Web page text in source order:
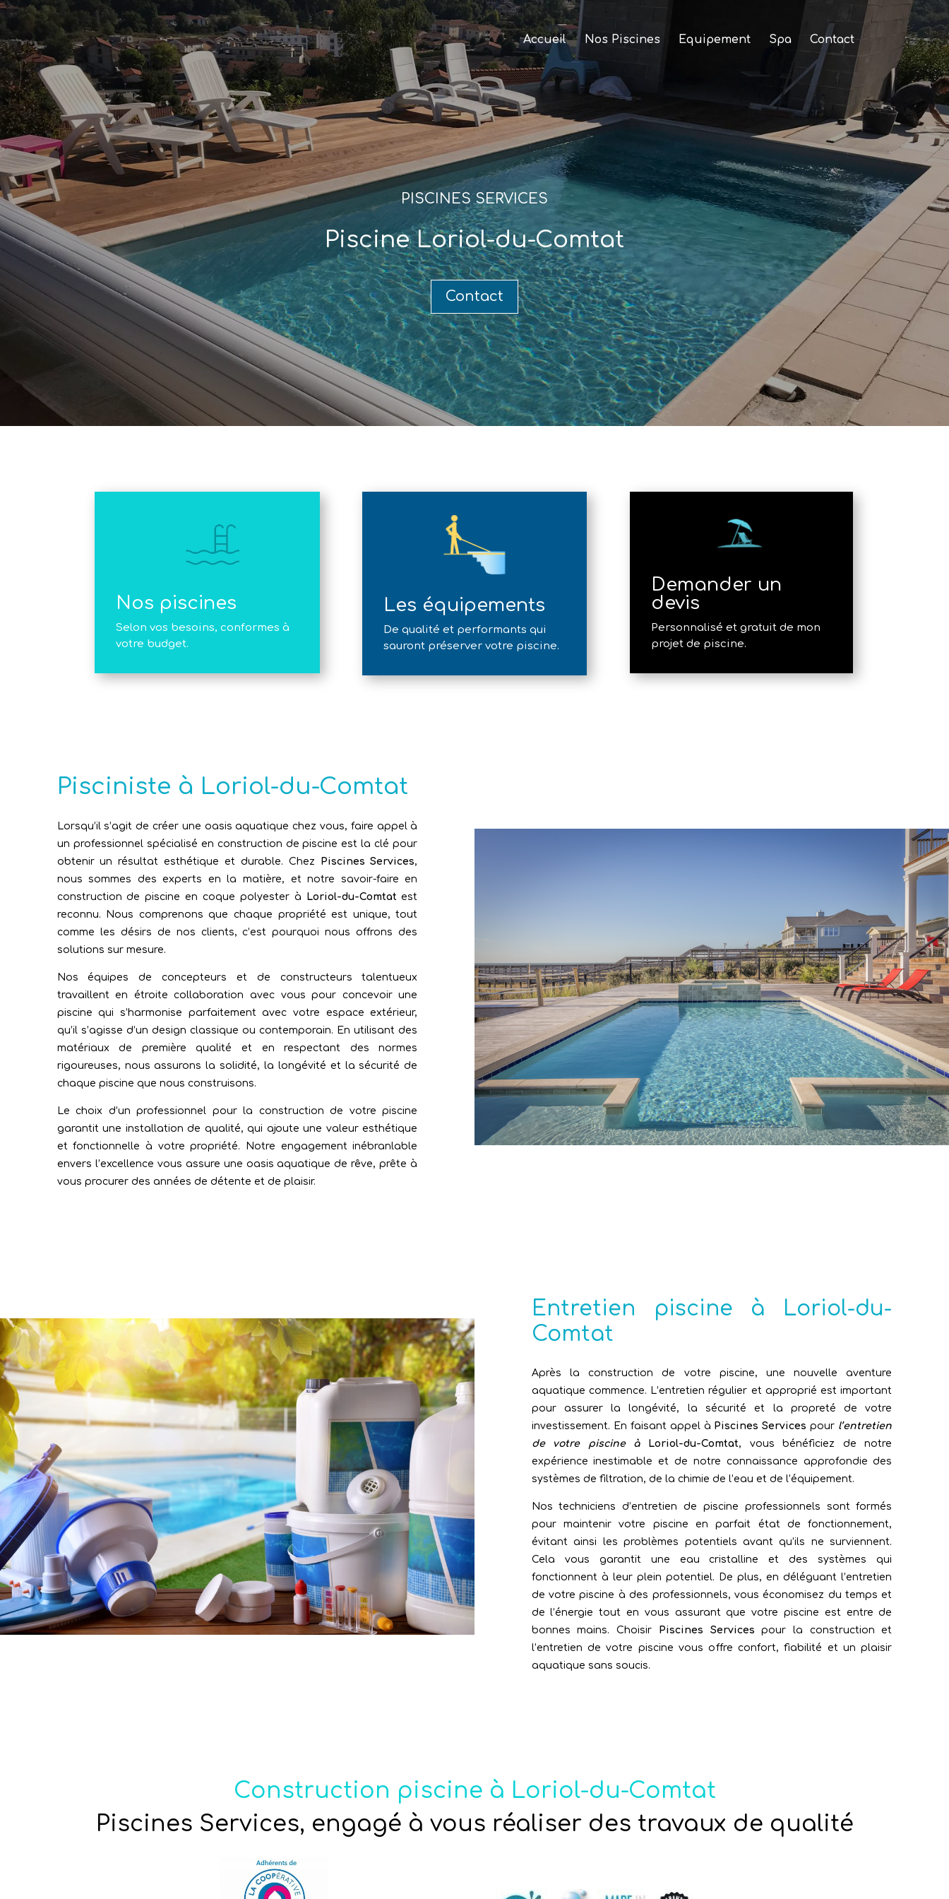
Accueil Nos Piscines Equipement Spa Contact
PISCINES SERVICES
Piscine Loriol-du-Comtat
Contact
Nos piscines
Selon vos besoins, conformes à
votre budget.
Les équipements
De qualité et performants qui
sauront préserver votre piscine.
Demander un
devis
Personnalisé et gratuit de mon
projet de piscine.
Pisciniste à Loriol-du-Comtat
Lorsqu’il s’agit de créer une oasis aquatique chez vous, faire appel à
un professionnel spécialisé en construction de piscine est la clé pour
obtenir un résultat esthétique et durable. Chez Piscines Services,
nous sommes des experts en la matière, et notre savoir-faire en
construction de piscine en coque polyester à Loriol-du-Comtatest
reconnu. Nous comprenons que chaque propriété est unique, tout
comme les désirs de nos clients, c’est pourquoi nous offrons des
solutions sur mesure.
Nos équipes de concepteurs et de constructeurs talentueux
travaillent en étroite collaboration avec vous pour concevoir une
piscine qui s’harmonise parfaitement avec votre espace extérieur,
qu’il s’agisse d’un design classique ou contemporain. En utilisant des
matériaux de première qualité et en respectant des normes
rigoureuses, nous assurons la solidité, la longévité et la sécurité de
chaque piscine que nous construisons.
Le choix d’un professionnel pour la construction de votre piscine
garantit une installation de qualité, qui ajoute une valeur esthétique
et fonctionnelle à votre propriété. Notre engagement inébranlable
envers l’excellence vous assure une oasis aquatique de rêve, prête à
vous procurer des années de détente et de plaisir.
Entretien piscine à Loriol-du-
Comtat
Après la construction de votre piscine, une nouvelle aventure
aquatique commence. L’entretien régulier et approprié est important
pour assurer la longévité, la sécurité et la propreté de votre
investissement. En faisant appel à Piscines Services pour l’entretien
de votre piscine à
Loriol-du-Comtat, vous bénéficiez de notre
expérience inestimable et de notre connaissance approfondie des
systèmes de filtration, de la chimie de l’eau et de l’équipement.
Nos techniciens d’entretien de piscine professionnels sont formés
pour maintenir votre piscine en parfait état de fonctionnement,
évitant ainsi les problèmes potentiels avant qu’ils ne surviennent.
Cela vous garantit une eau cristalline et des systèmes qui
fonctionnent à leur plein potentiel. De plus, en déléguant l’entretien
de votre piscine à des professionnels, vous économisez du temps et
de l’énergie tout en vous assurant que votre piscine est entre de
bonnes mains. Choisir Piscines Services pour la construction et
l’entretien de votre piscine vous offre confort, fiabilité et un plaisir
aquatique sans soucis.
Construction piscine à Loriol-du-Comtat
Piscines Services, engagé à vous réaliser des travaux de qualité